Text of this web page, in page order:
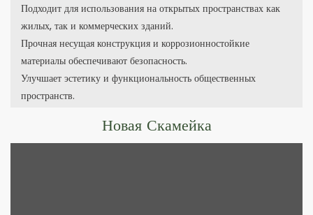
Подходит для использования на открытых пространствах как
жилых, так и коммерческих зданий.
Прочная несущая конструкция и коррозионностойкие
материалы обеспечивают безопасность.
Улучшает эстетику и функциональность общественных
пространств.
Новая Скамейка